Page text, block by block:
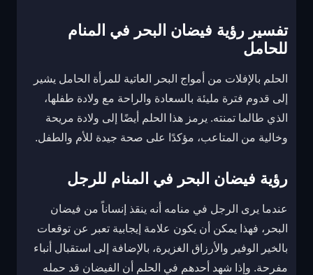
تفسير رؤية فيضان البحر في المنام
للحامل
الحلم بالإفلات من أمواج البحر العاتية للمرأة الحامل يشير
إلى قدوم فترة مليئة بالسعادة والراحة مع ولادة طفلها،
الذي طالما تمنته. يرمز هذا الحلم أيضًا إلى ولادة مريحة
وخالية من المتاعب، مؤكدًا على صحة جيدة للأم والطفل.
رؤية فيضان البحر في المنام للرجل
عندما يرى الرجل في منامه أنه ينقذ إنساناً من فيضان
البحر، فهذا يمكن أن يكون علامة إيجابية تعبر عن توقعات
بالخير الوفير والأرزاق الغزيرة، بالإضافة إلى استقبال أنباء
مفرحة. وإذا شهد أحدهم في الحلم أن الفيضان قد حمله